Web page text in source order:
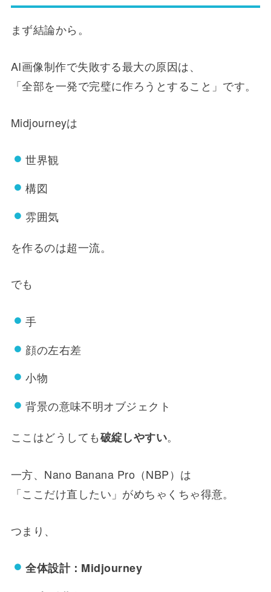
まず結論から。
AI画像制作で失敗する最大の原因は、
「全部を一発で完璧に作ろうとすること」です。
Midjourneyは
世界観
構図
雰囲気
を作るのは超一流。
でも
手
顔の左右差
小物
背景の意味不明オブジェクト
ここはどうしても破綻しやすい。
一方、Nano Banana Pro（NBP）は
「ここだけ直したい」がめちゃくちゃ得意。
つまり、
全体設計：Midjourney